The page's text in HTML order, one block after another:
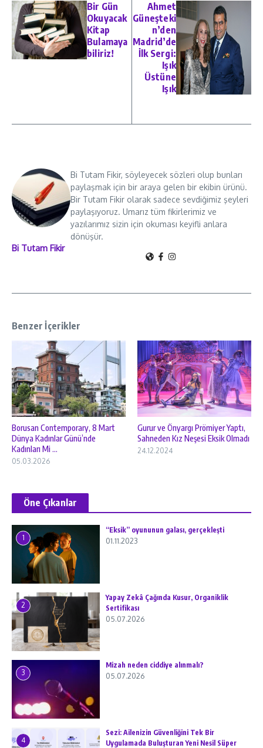
Bir Gün
Okuyacak
Kitap
Bulamaya
biliriz!
Ahmet
Güneşteki
n’den
Madrid’de
İlk Sergi:
Işık
Üstüne
Işık
Bi Tutam Fikir
Bi Tutam Fikir, söyleyecek sözleri olup bunları
paylaşmak için bir araya gelen bir ekibin ürünü.
Bir Tutam Fikir olarak sadece sevdiğimiz şeyleri
paylaşıyoruz. Umarız tüm fikirlerimiz ve
yazılarımız sizin için okuması keyifli anlara
dönüşür.
Benzer İçerikler
Borusan Contemporary, 8 Mart
Dünya Kadınlar Günü’nde
Kadınları Mi ...
05.03.2026
Gurur ve Önyargı Prömiyer Yaptı,
Sahneden Kız Neşesi Eksik Olmadı
24.12.2024
Öne Çıkanlar
1
“Eksik” oyununun galası, gerçekleşti
01.11.2023
2
Yapay Zekâ Çağında Kusur, Organiklik
Sertifikası
05.07.2026
3
Mizah neden ciddiye alınmalı?
05.07.2026
4
Sezi: Ailenizin Güvenliğini Tek Bir
Uygulamada Buluşturan Yeni Nesil Süper